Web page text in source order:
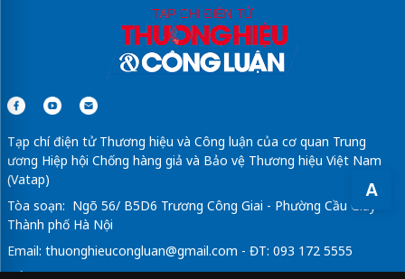
A
Tạp chí điện tử Thương hiệu và Công luận của cơ quan Trung
ương Hiệp hội Chống hàng giả và Bảo vệ Thương hiệu Việt Nam
(Vatap)
Tòa soạn: Ngõ 56/ B5D6 Trương Công Giai - Phường Cầu Giấy -
Thành phố Hà Nội
Email: thuonghieucongluan@gmail.com - ĐT: 093 172 5555